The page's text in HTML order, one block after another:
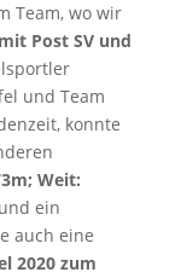
Team, wo wir
Post SV und
und Team
konnte
Weit:
ein
auch eine
2020 zum